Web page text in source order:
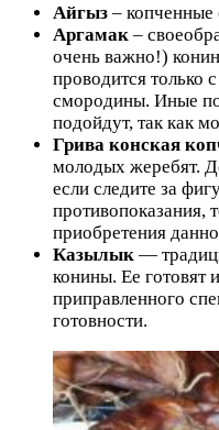
Айгыз –
Аргамак –
очень важно!)
проводится только
смородины. Иные
подойдут, так как
Грива конская
молодых жеребят.
если следите за
противопоказания,
приобретения
Казылык —
конины. Ее готовят
приправленного
готовности.